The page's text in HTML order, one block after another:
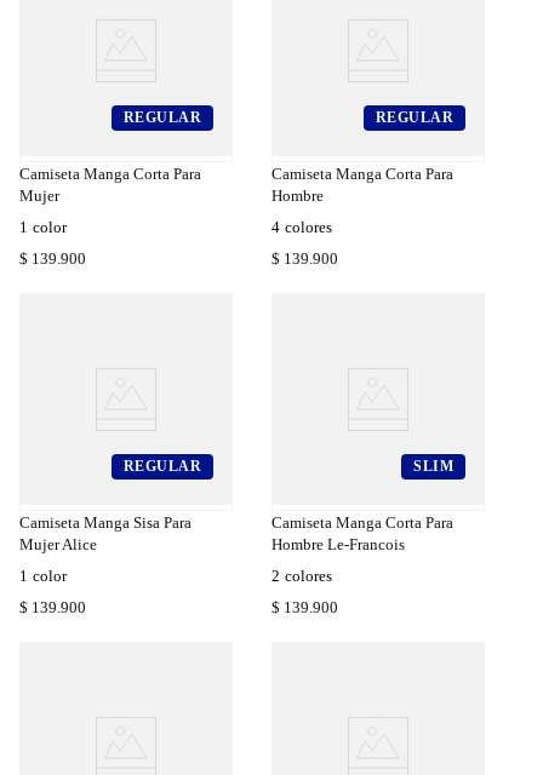
REGULAR
Camiseta Manga Corta Para
Mujer
1 color
$ 139 900
REGULAR
Camiseta Manga Corta Para
Hombre
4 colores
$ 139 900
REGULAR
Camiseta Manga Sisa Para
Mujer Alice
1 color
$ 139 900
SLIM
Camiseta Manga Corta Para
Hombre Le-Francois
2 colores
$ 139 900